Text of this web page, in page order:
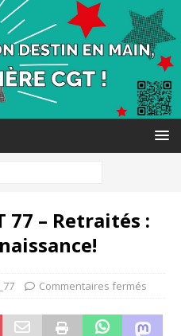
77 – Retraités :
Commentaires fermés